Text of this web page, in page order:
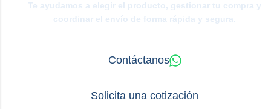
Te ayudamos a elegir el producto, gestionar tu compra y
coordinar el envío de forma rápida y segura.
Contáctanos
Solicita una cotización